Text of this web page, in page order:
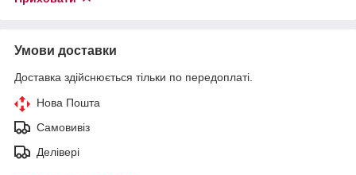
Умови доставки
Доставка здійснюється тільки по передоплаті.
Нова Пошта
Самовивіз
Делівері